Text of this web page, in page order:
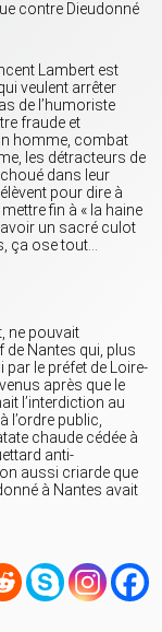
contre Dieudonné
Lambert est
veulent arrêter
de l’humoriste
fraude et
homme, combat
les détracteurs de
dans leur
pour dire à
fin à « la haine
avoir un sacré culot
ça ose tout…
ne pouvait
de Nantes qui, plus
par le préfet de Loire-
après que le
l’interdiction au
public,
chaude cédée à
anti-
aussi criarde que
à Nantes avait